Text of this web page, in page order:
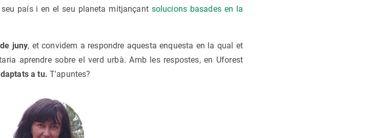
país i en el seu planeta mitjançant solucions basades en la
juny, et convidem a respondre aquesta enquesta en la qual et
aprendre sobre el verd urbà. Amb les respostes, en Uforest
a tu. T'apuntes?